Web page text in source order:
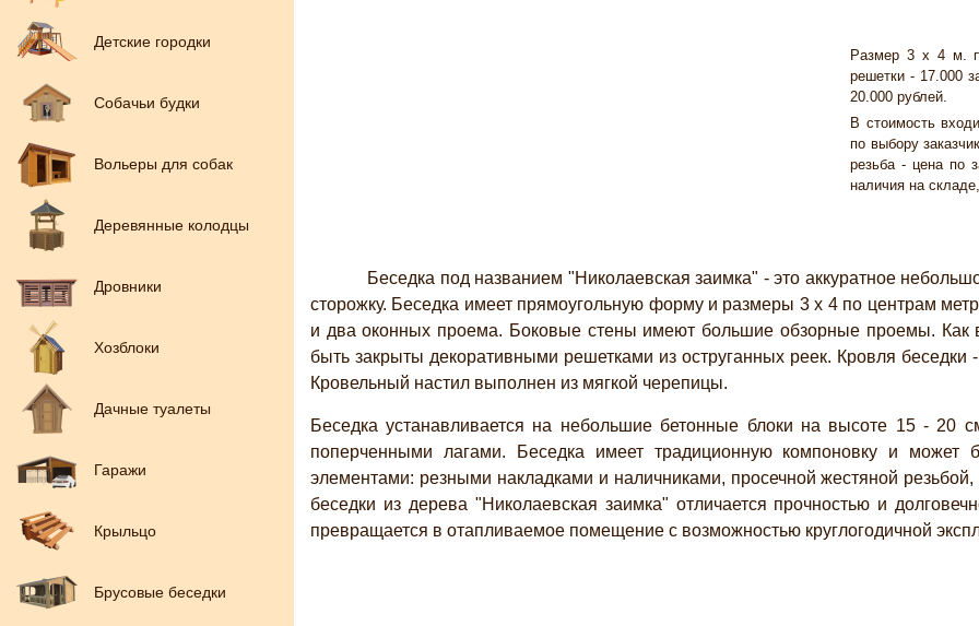
Детские городки
Собачьи будки
Вольеры для собак
Деревянные колодцы
Дровники
Хозблоки
Дачные туалеты
Гаражи
Крыльцо
Брусовые беседки
Размер 3 х 4 м.
решетки - 17.000
20.000 рублей.
В стоимость
по выбору
резьба - цена по
наличия на
Беседка под названием "Николаевская заимка" - это аккуратное
сторожку. Беседка имеет прямоугольную форму и размеры 3 х 4 по центрам
и два оконных проема. Боковые стены имеют большие обзорные проемы. Как
быть закрыты декоративными решетками из оструганных реек. Кровля беседки
Кровельный настил выполнен из мягкой черепицы.
Беседка устанавливается на небольшие бетонные блоки на высоте 15 - 20
поперченными лагами. Беседка имеет традиционную компоновку и может
элементами: резными накладками и наличниками, просечной жестяной
беседки из дерева "Николаевская заимка" отличается прочностью и
превращается в отапливаемое помещение с возможностью круглогодичной